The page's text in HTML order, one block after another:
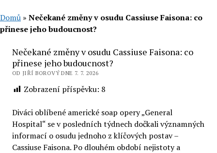
Domů » Nečekané změny v osudu Cassiuse Faisona: co
přinese jeho budoucnost?
Nečekané změny v osudu Cassiuse Faisona: co
přinese jeho budoucnost?
OD JIŘÍ BOROVÝ DNE 7. 7. 2026
Zobrazení příspěvku: 8
Diváci oblíbené americké soap opery „General
Hospital“ se v posledních týdnech dočkali významných
informací o osudu jednoho z klíčových postav –
Cassiuse Faisona. Po dlouhém období nejistoty a